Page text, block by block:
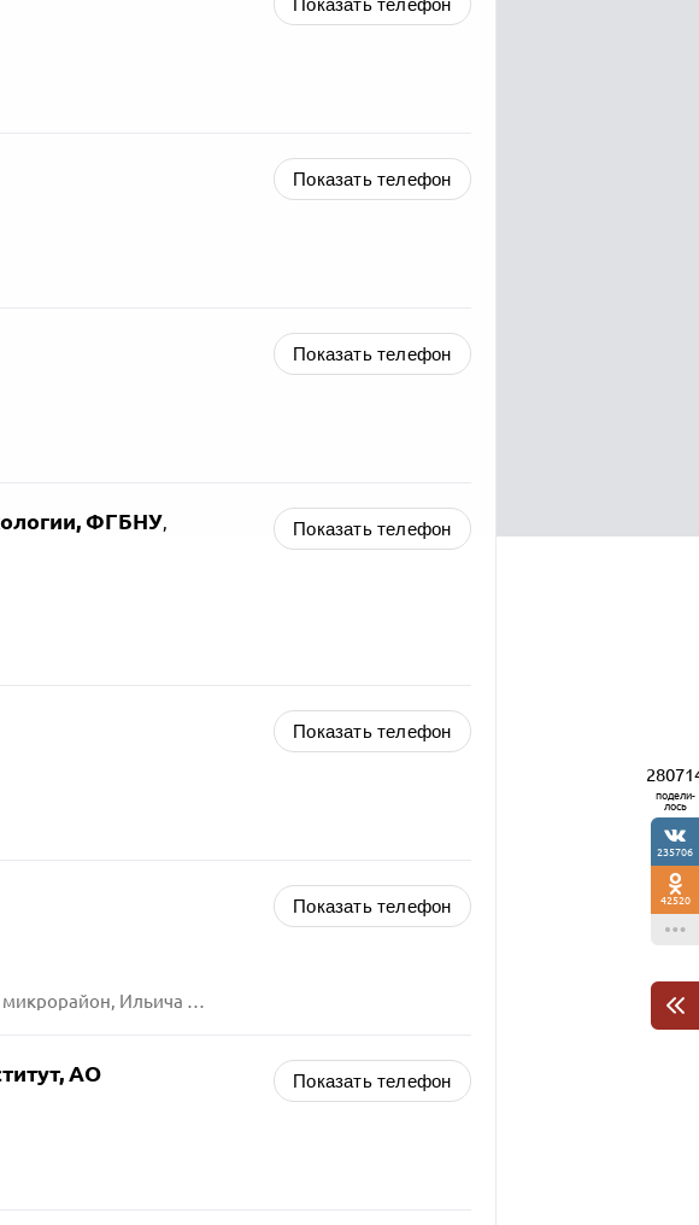
Показать телефон
Показать телефон
Показать телефон
ФГБНУ,
Показать телефон
Показать телефон
Ильича шоссе, 1
Показать телефон
АО Показать телефон
подели-
лось
235706
42520